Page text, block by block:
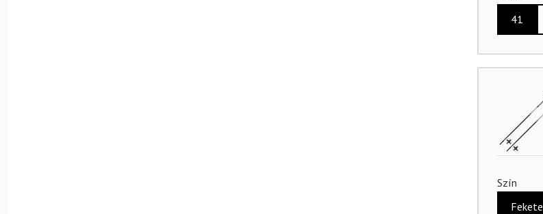
41
Szín
Fekete